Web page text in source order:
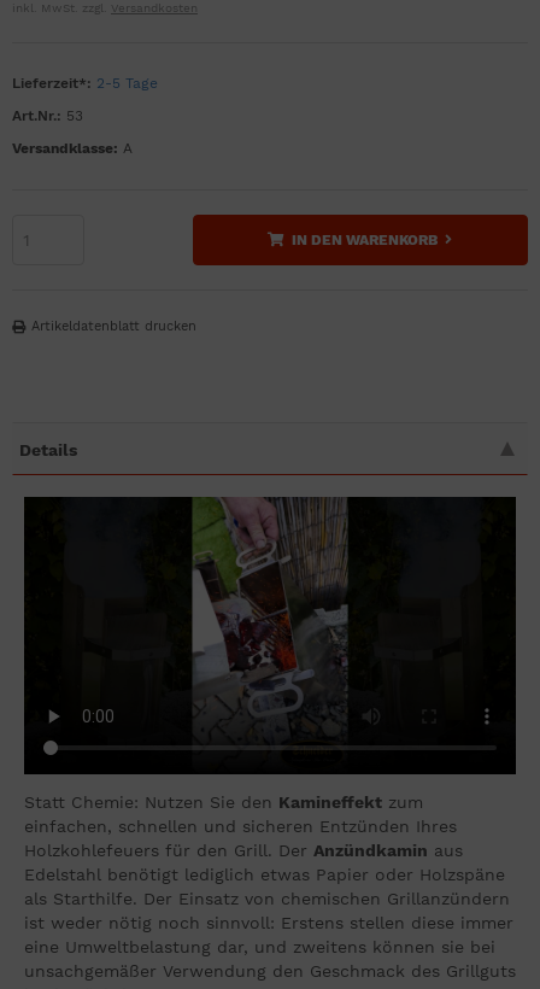
inkl. MwSt. zzgl. Versandkosten
Lieferzeit*: 2-5 Tage
Art.Nr.: 53
Versandklasse: A
IN DEN WARENKORB
Artikeldatenblatt drucken
Details
Statt Chemie: Nutzen Sie den Kamineffekt zum
einfachen, schnellen und sicheren Entzünden Ihres
Holzkohlefeuers für den Grill. Der Anzündkamin aus
Edelstahl benötigt lediglich etwas Papier oder Holzspäne
als Starthilfe. Der Einsatz von chemischen Grillanzündern
ist weder nötig noch sinnvoll: Erstens stellen diese immer
eine Umweltbelastung dar, und zweitens können sie bei
unsachgemäßer Verwendung den Geschmack des Grillguts